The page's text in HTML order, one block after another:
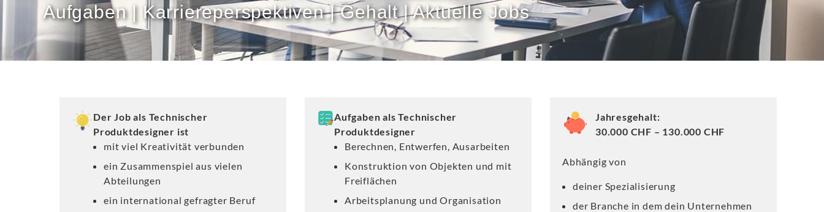
Aufgaben | Karriereperspektiven | Gehalt | Aktuelle Jobs
Der Job als Technischer
Produktdesigner ist
mit viel Kreativität verbunden
ein Zusammenspiel aus vielen
Abteilungen
ein international gefragter Beruf
Aufgaben als Technischer
Produktdesigner
Berechnen, Entwerfen, Ausarbeiten
Konstruktion von Objekten und mit
Freiflächen
Arbeitsplanung und Organisation
Jahresgehalt:
30.000 CHF – 130.000 CHF
Abhängig von
deiner Spezialisierung
der Branche in dem dein Unternehmen